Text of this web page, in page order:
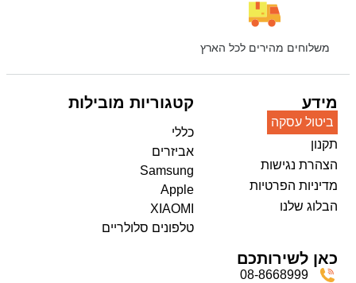
משלוחים מהירים לכל הארץ
מידע
ביטול עסקה
תקנון
הצהרת נגישות
מדיניות הפרטיות
הבלוג שלנו
קטגוריות מובילות
כללי
אביזרים
Samsung
Apple
XIAOMI
טלפונים סלולריים
כאן לשירותכם
08-8668999